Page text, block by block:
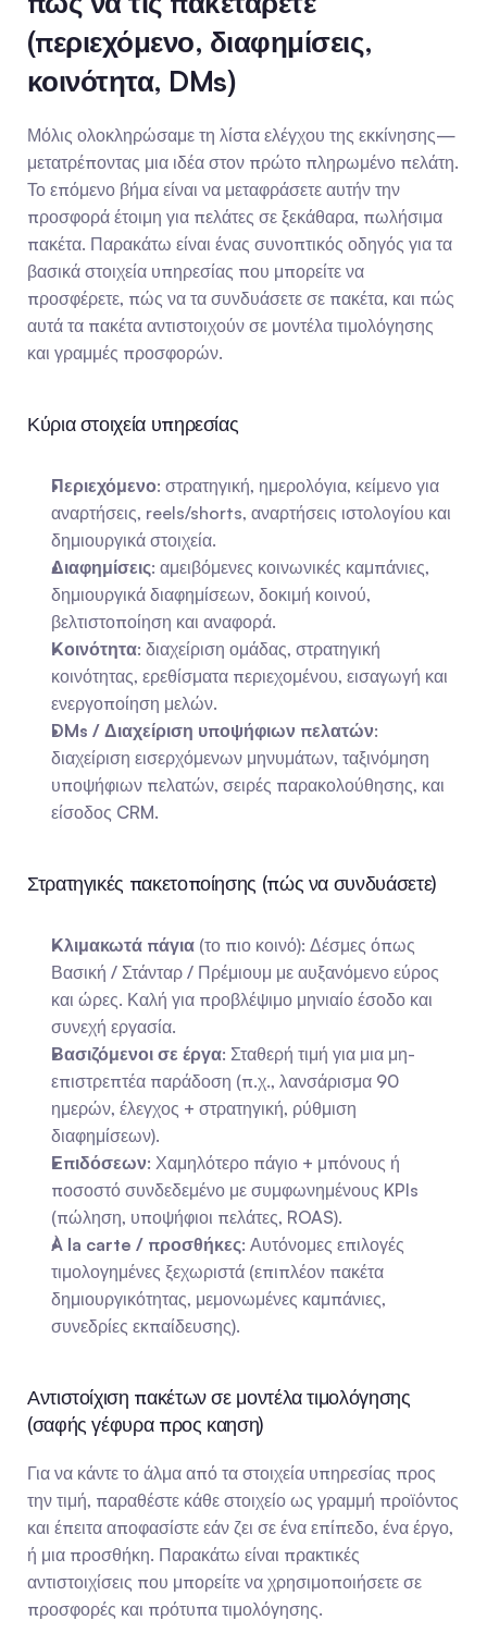
(περιεχόμενο, διαφημίσεις,
κοινότητα, DMs)
Μόλις ολοκληρώσαμε τη λίστα ελέγχου της εκκίνησης—
μετατρέποντας μια ιδέα στον πρώτο πληρωμένο πελάτη.
Το επόμενο βήμα είναι να μεταφράσετε αυτήν την
προσφορά έτοιμη για πελάτες σε ξεκάθαρα, πωλήσιμα
πακέτα. Παρακάτω είναι ένας συνοπτικός οδηγός για τα
βασικά στοιχεία υπηρεσίας που μπορείτε να
προσφέρετε, πώς να τα συνδυάσετε σε πακέτα, και πώς
αυτά τα πακέτα αντιστοιχούν σε μοντέλα τιμολόγησης
και γραμμές προσφορών.
Κύρια στοιχεία υπηρεσίας
Περιεχόμενο: στρατηγική, ημερολόγια, κείμενο για
αναρτήσεις, reels/shorts, αναρτήσεις ιστολογίου και
δημιουργικά στοιχεία.
Διαφημίσεις: αμειβόμενες κοινωνικές καμπάνιες,
δημιουργικά διαφημίσεων, δοκιμή κοινού,
βελτιστοποίηση και αναφορά.
Κοινότητα: διαχείριση ομάδας, στρατηγική
κοινότητας, ερεθίσματα περιεχομένου, εισαγωγή και
ενεργοποίηση μελών.
DMs / Διαχείριση υποψήφιων πελατών:
διαχείριση εισερχόμενων μηνυμάτων, ταξινόμηση
υποψήφιων πελατών, σειρές παρακολούθησης, και
είσοδος CRM.
Στρατηγικές πακετοποίησης (πώς να συνδυάσετε)
Κλιμακωτά πάγια (το πιο κοινό): Δέσμες όπως
Βασική / Στάνταρ / Πρέμιουμ με αυξανόμενο εύρος
και ώρες. Καλή για προβλέψιμο μηνιαίο έσοδο και
συνεχή εργασία.
Βασιζόμενοι σε έργα: Σταθερή τιμή για μια μη-
επιστρεπτέα παράδοση (π.χ., λανσάρισμα 90
ημερών, έλεγχος + στρατηγική, ρύθμιση
διαφημίσεων).
Επιδόσεων: Χαμηλότερο πάγιο + μπόνους ή
ποσοστό συνδεδεμένο με συμφωνημένους KPIs
(πώληση, υποψήφιοι πελάτες, ROAS).
À la carte / προσθήκες: Αυτόνομες επιλογές
τιμολογημένες ξεχωριστά (επιπλέον πακέτα
δημιουργικότητας, μεμονωμένες καμπάνιες,
συνεδρίες εκπαίδευσης).
Αντιστοίχιση πακέτων σε μοντέλα τιμολόγησης
(σαφής γέφυρα προς καηση)
Για να κάντε το άλμα από τα στοιχεία υπηρεσίας προς
την τιμή, παραθέστε κάθε στοιχείο ως γραμμή προϊόντος
και έπειτα αποφασίστε εάν ζει σε ένα επίπεδο, ένα έργο,
ή μια προσθήκη. Παρακάτω είναι πρακτικές
αντιστοιχίσεις που μπορείτε να χρησιμοποιήσετε σε
προσφορές και πρότυπα τιμολόγησης.